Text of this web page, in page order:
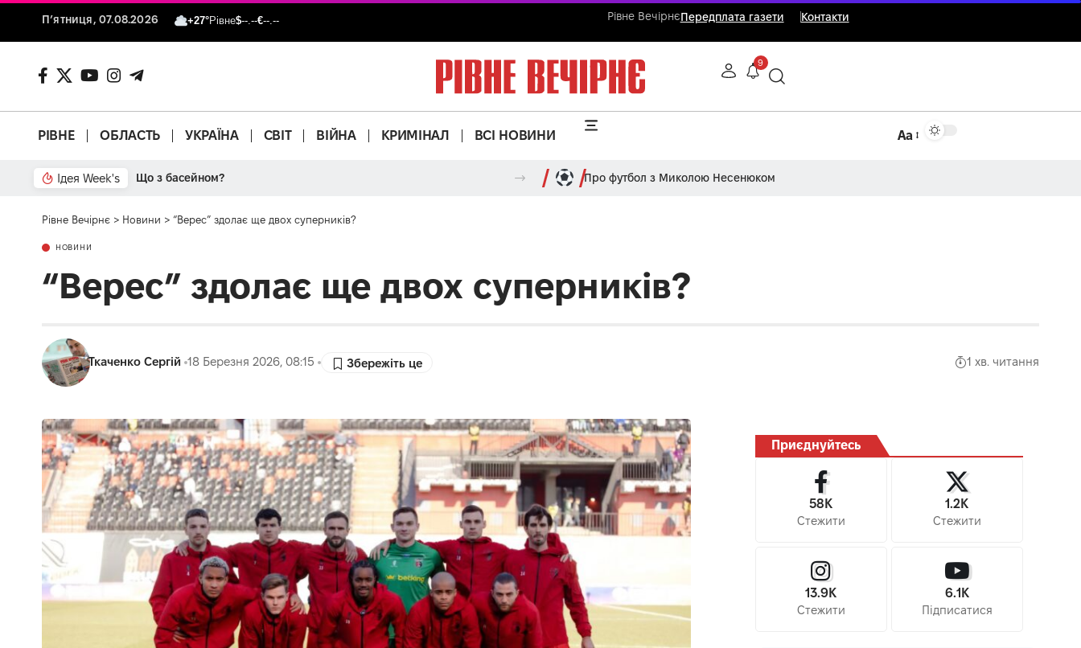
П’ятниця, 07.08.2026 +27°Рівне$--.--€--.-- Рівне ВечірнєПередплата газети Контакти
9
РІВНЕ ОБЛАСТЬ УКРАЇНА СВІТ ВІЙНА КРИМІНАЛ ВСІ НОВИНИ Аа
Ідея Week's Про футбол з Миколою Несенюком
Рівне Вечірнє > Новини > “Верес” здолає ще двох суперників?
НОВИНИ
“Верес” здолає ще двох суперників?
Ткаченко Сергій 18 Березня 2026, 08:15 1 хв. читання
Приєднуйтесь
58K
Стежити
1.2K
Стежити
13.9K
Стежити
6.1K
Підписатися